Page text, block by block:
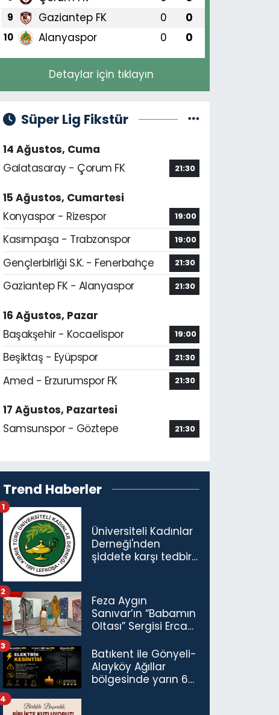
9 Gaziantep FK 0 0
10 Alanyaspor 0 0
Detaylar için tıklayın
Süper Lig Fikstür
14 Ağustos, Cuma
Galatasaray - Çorum FK
21:30
15 Ağustos, Cumartesi
Konyaspor - Rizespor
19:00
Kasımpaşa - Trabzonspor 19:00
Gençlerbirliği S.K. - Fenerbahçe 21:30
Gaziantep FK - Alanyaspor 21:30
16 Ağustos, Pazar
Başakşehir - Kocaelispor
19:00
Beşiktaş - Eyüpspor 21:30
Amed - Erzurumspor FK 21:30
17 Ağustos, Pazartesi
Samsunspor - Göztepe
21:30
Trend Haberler
Üniversiteli Kadınlar
Derneği'nden
şiddete karşı tedbir
1
Feza Aygın
Sanıvar’ın “Babamın
Oltası” Sergisi Ercan
Açıldı
2
Batıkent ile Gönyeli-
Alayköy Ağıllar
bölgesinde yarın 6
3
4